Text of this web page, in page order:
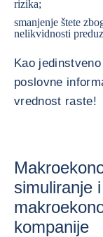
rizika;
smanjenje štete
nelikvidnosti
Kao
poslovne
vrednost raste!
simuliranje
kompanije